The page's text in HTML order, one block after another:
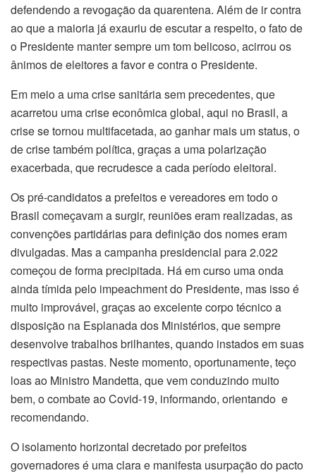
defendendo a revogação da quarentena. Além de ir contra
ao que a maioria já exauriu de escutar a respeito, o fato de
o Presidente manter sempre um tom belicoso, acirrou os
ânimos de eleitores a favor e contra o Presidente.
Em meio a uma crise sanitária sem precedentes, que
acarretou uma crise econômica global, aqui no Brasil, a
crise se tornou multifacetada, ao ganhar mais um status, o
de crise também política, graças a uma polarização
exacerbada, que recrudesce a cada período eleitoral.
Os pré-candidatos a prefeitos e vereadores em todo o
Brasil começavam a surgir, reuniões eram realizadas, as
convenções partidárias para definição dos nomes eram
divulgadas. Mas a campanha presidencial para 2.022
começou de forma precipitada. Há em curso uma onda
ainda tímida pelo impeachment do Presidente, mas isso é
muito improvável, graças ao excelente corpo técnico a
disposição na Esplanada dos Ministérios, que sempre
desenvolve trabalhos brilhantes, quando instados em suas
respectivas pastas. Neste momento, oportunamente, teço
loas ao Ministro Mandetta, que vem conduzindo muito
bem, o combate ao Covid-19, informando, orientando e
recomendando.
O isolamento horizontal decretado por prefeitos
governadores é uma clara e manifesta usurpação do pacto